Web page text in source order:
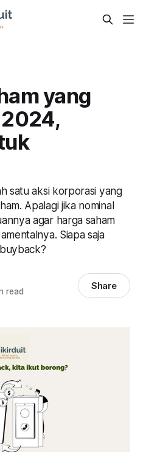
yang
satu aksi korporasi yang
Apalagi jika nominal
agar harga saham
Siapa saja
read Share